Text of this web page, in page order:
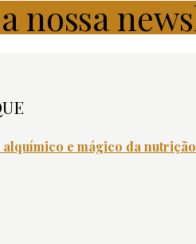
nossa
alquímico e mágico da nutrição